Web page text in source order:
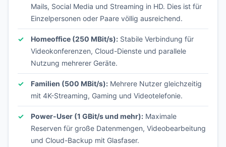
Mails, Social Media und Streaming in HD. Dies ist für
Einzelpersonen oder Paare völlig ausreichend.
Homeoffice (250 MBit/s): Stabile Verbindung für
Videokonferenzen, Cloud-Dienste und parallele
Nutzung mehrerer Geräte.
Familien (500 MBit/s): Mehrere Nutzer gleichzeitig
mit 4K-Streaming, Gaming und Videotelefonie.
Power-User (1 GBit/s und mehr): Maximale
Reserven für große Datenmengen, Videobearbeitung
und Cloud-Backup mit Glasfaser.